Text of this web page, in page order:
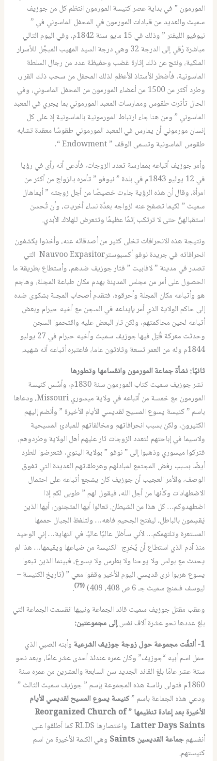
المورمون ” في بداية عصر كنيسة المورمون انتظم كل من جوزيف
سميث والعديد من قيادات المورمون في المحفل الماسوني في ”
نيوفيو الليفنر ” وذلك في 15 مايو سنة 1842م، وفي اليوم التالي
مباشرة رُقي إلى الدرجة 32 وهي درجة السيد المهيب المبجَّل للأسرار
الملكية، ونتج عن ذلك إثارة غضب وحفيظة عدد من رجال السلطة
الماسونية، فأضطر الأستاذ الأعظم لذلك المحفل من سحب ذلك القرار،
وطرد أكثر من 1500 من أعضاء المورمون من المحفل الماسوني، وفي
الحال تأثرت طقوس وممارسات المعبد المورموني بما يجري في المعبد
الماسوني ” ومن هنا جاء ارتباط المورمونية بالماسونية إذ على كل
إنسان مورموني أن يمارس في المعبد المورموني طقوسًا معقدة تشابه
طقوس الماسونية وتسمى الوقف ” Endowment “.
وأمر جوزيف أتباعه بممارسة تعدد الزوجات، فأدعى أنه رأى في رؤيا
في 12 يوليو 1843م في بلدة ” نيوفو ” تأمره بالزواج من أكثر من
امرأة، وقال أن هذه الرؤية جاءت خصيصًا من أجل زوجته ” أيماهال
سميث ” لكيما تصفح عنه لزواجه بعدَّة نساء أخريات، وأن تُحسن
استقبالهنَّ حتى لا ترتكب إثمًا عظيمًا وتتعرض للهلاك الأبدي.
ونتيجة هذه الانحرافات تخلى كثير من أصدقائه عنه، وأخذوا يكشفون
انحرافاته في جريدة نوفو أكسبوسترNauvoo Expasitor التي
تصدر في مدينة ” لافابيت ” فثار جوزيف ضدهم، وأستطاع بطريقة ما
الحصول على أمر من مجلس المدينة بهدم مكان طباعة المجلة، وهاجم
هو وأتباعه مكان المجلة وأحرقوه، فتقدم أصحاب المجلة بشكوى ضده
إلى حاكم الولاية الذي أمر بإيداعه في السجن مع أخيه حيرام وبعض
أتباعه لحين محاكمتهم، ولكن ثار البعض عليه واقتحموا السجن
وحدثت معركة قُتِل فيها جوزيف سميث وأخيه حيرام في 27 يوليو
1844م وله من العمر تسعة وثلاثون عاما، فاعتبره أتباعه أنه شهيد.
ثانيًا: نشأة جماعة المورمون وانقسامها وتطورها
نشر جوزيف سميث كتاب المورمون سنة 1830م، وأسَّس كنيسة
المورمون مع خمسة من أتباعه في ولاية ميسوري Missouri، ودعاها
باسم ” كنيسة يسوع المسيح لقديسي الأيام الأخيرة ” وأنضم إليهم
الكثيرون، ولكن بسبب انحرافاتهم ومخالفاتهم للمبادئ المسيحية
ولاسيما في إباحتهم لتعدد الزوجات ثار عليهم أهل الولاية وطردوهم،
فتركوا ميسوري وذهبوا إلى ” نوفو ” بولاية الينوي، فتعرضوا للطرد
أيضًا بسبب رفض المجتمع لمبادئهم وهرطقاتهم العديدة التي تفوق
الوصف، والأمر العجيب أن جوزيف كان يشجع أتباعه على احتمال
الاضطهادات وكأنها من أجل الله، فيقول لهم ” طوبى لكم إذا
اضطهدوكم… كل هذا من الشيطان. تعالوا أيها المتجنون، أيها الذين
يَقسِمون بالباطل، ليفتح الجحيم فاهه… ولتلفظ الجبال حممها
المستعرة وتلتهمكم… لأني سأظل عاليًا عاليًا في النهاية… إني الوحيد
منذ آدم الذي استطاع أن يُخرِج الكنيسة من ضياعها ويقيمها… هذا لم
يحدث مع بولس ولا يوحنا ولا بطرس ولا يسوع، فبينما الذين تبعوا
يسوع هربوا نرى قديسي اليوم الأخير وقفوا معي ” (تاريخ الكنيسة –
ليوسف فلمنج سميث جـ 6 ص 408، 409)
(79)
.
وعقب مقتل جوزيف سميث قائد الجماعة ونبيها انقسمت الجماعة التي
بلغ عددها نحو عشرة آلاف نفسإلى مجموعتين:
1- ألتفَّت مجموعة حول زوجة جوزيف الشرعية
وأبنه الصبي الذي
حمل اسم أبيه “جوزيف” وكان عمره عندئذ أحدى عشر عامًا، وبعد نحو
ستة عشر عامًا بلغ القائد الجديد سن السابعة والعشرين من عمره سنة
1860م فتولى رئاسة هذه المجموعة بإسم ” جوزيف سميث الثالث ”
ودعي هذه الجماعة باسم ”كنيسة يسوع المسيح لقديسي الأيام
الأخيرة بعد إعادة تنظيمها ” Reorganized Church of
Latter Days Saints
واختصارها RLDS كما أطلقوا على
أنفسهمجماعة القديسين Saints
وهي الكلمة الأخيرة من اسم
كنيستهم.